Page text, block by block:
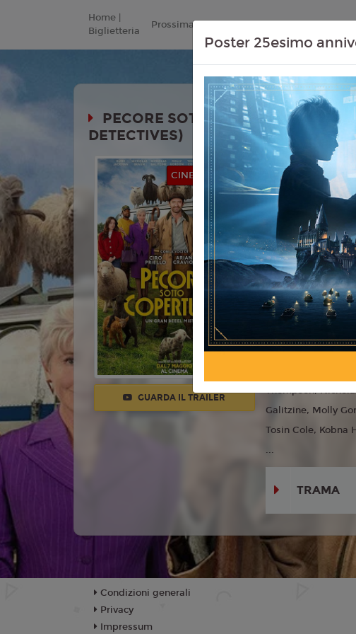
Home |
Biglietteria
Prossimamente Listino Prezzi
PECORE SOTTO COPERTURA (THE
DETECTIVES)
CINEMA IN FESTA
GUARDA IL TRAILER
Durata: 109 min
Genere:
Mistero
Lingua:Italiano
Età
T
Kyle Balda
Anno:2025
Hugh
Thompson,
Galitzine, Molly
Tosin Cole, Kobna
...
TRAMA
Poster 25esimo
Condizioni generali
Privacy
Impressum